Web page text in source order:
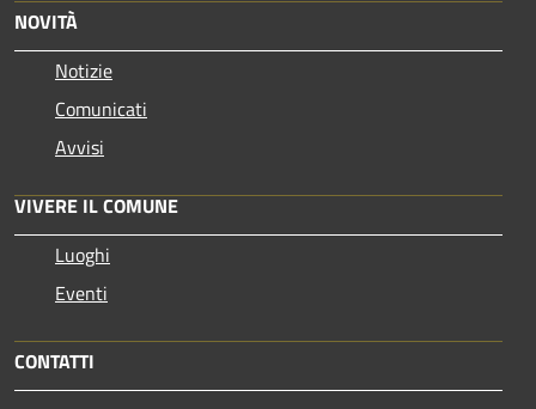
NOVITÀ
Notizie
Comunicati
Avvisi
VIVERE IL COMUNE
Luoghi
Eventi
CONTATTI